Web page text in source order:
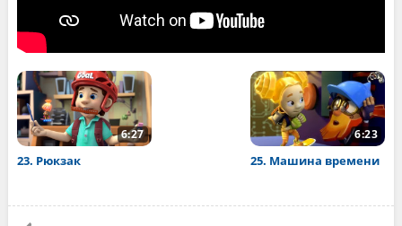
6:27
23. Рюкзак
6:23
25. Машина времени